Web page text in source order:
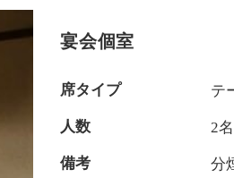
宴会個室
席タイプ テ
人数 2
備考 分